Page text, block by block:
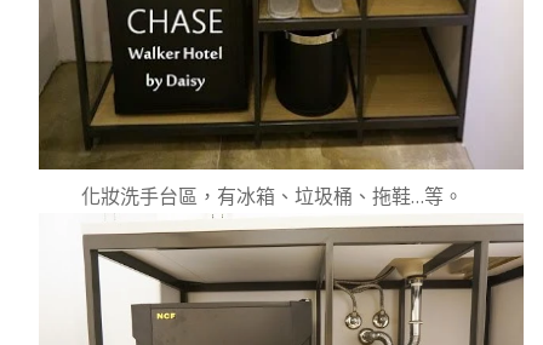
化妝洗手台區，有冰箱、垃圾桶、拖鞋…等。